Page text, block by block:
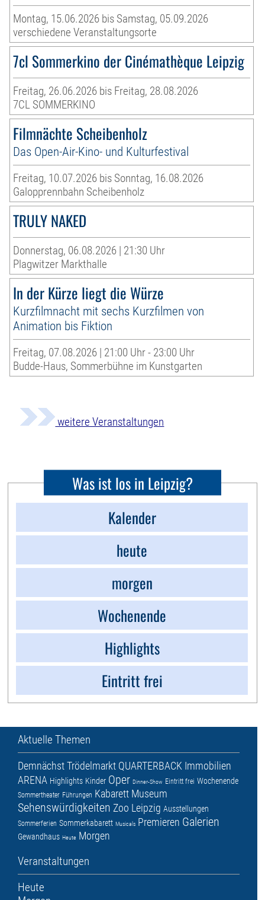
Montag, 15.06.2026 bis Samstag, 05.09.2026
verschiedene Veranstaltungsorte
7cl Sommerkino der Cinémathèque Leipzig
Freitag, 26.06.2026 bis Freitag, 28.08.2026
7CL SOMMERKINO
Filmnächte Scheibenholz
Das Open-Air-Kino- und Kulturfestival
Freitag, 10.07.2026 bis Sonntag, 16.08.2026
Galopprennbahn Scheibenholz
TRULY NAKED
Donnerstag, 06.08.2026 | 21:30 Uhr
Plagwitzer Markthalle
In der Kürze liegt die Würze
Kurzfilmnacht mit sechs Kurzfilmen von
Animation bis Fiktion
Freitag, 07.08.2026 | 21:00 Uhr - 23:00 Uhr
Budde-Haus, Sommerbühne im Kunstgarten
weitere Veranstaltungen
Was ist los in Leipzig?
Kalender
heute
morgen
Wochenende
Highlights
Eintritt frei
Aktuelle Themen
DemnächstTrödelmarkt QUARTERBACK Immobilien
ARENA Highlights Kinder Oper Dinner-Show Eintritt frei Wochenende
Sommertheater Führungen Kabarett Museum
Sehenswürdigkeiten Zoo Leipzig Ausstellungen
Sommerferien Sommerkabarett Musicals Premieren Galerien
Gewandhaus Heute Morgen
Veranstaltungen
Heute